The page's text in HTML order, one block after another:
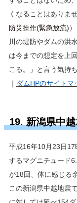
くなることはありま
防災操作(緊急放流)）
川の堤防やダムの洪
は今までの想定を上
こる。」と言う気持
｜ ダムHPのサイトマ
19. 新潟県中
平成16年10月23日17
するマグニチュード
が18回、体に感じる
この新潟県中越地震